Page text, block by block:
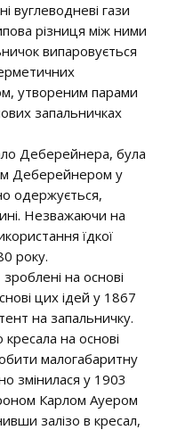
вуглеводневі гази
різниця між ними
випаровується
утвореним парами
запальничках
Деберейнера, була
Деберейнером у
одержується,
Незважаючи на
їдкої
року.
на основі
цих ідей у 1867
на запальничку.
на основі
малогабаритну
змінилася у 1903
Карлом Ауером
залізо в кресал,